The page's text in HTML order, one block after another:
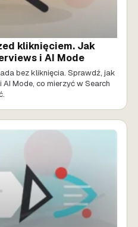
kliknięciem. Jak
i AI Mode
bez kliknięcia. Sprawdź, jak
Mode, co mierzyć w Search